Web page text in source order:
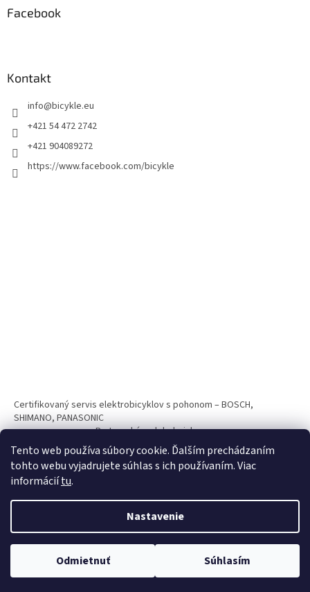
Tento web používa súbory cookie. Ďalším prechádzaním
tohto webu vyjadrujete súhlas s ich používaním. Viac
informáciítu.
Nastavenie
Odmietnuť Súhlasím
Facebook
Kontakt
info@bicykle.eu
+421 54 472 2742
+421 904089272
https://www.facebook.com/bicykle
Certifikovaný servis elektrobicyklov s pohonom – BOSCH,
SHIMANO, PANASONIC
Partnerský web hokejshop.eu
Vytvoril Shoptet
Copyright 2026BICYKLE SPAIZ shop . Všetky práva vyhradené.